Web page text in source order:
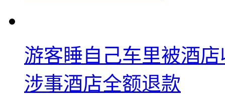
游客睡自己车里被酒
涉事酒店全额退款